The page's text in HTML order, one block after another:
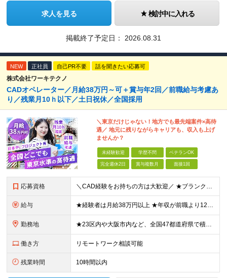
求人を見る 検討中に入れる
掲載終了予定日： 2026.08.31
NEW 正社員 自己PR不要 話を聞きたい応募可
株式会社ワーキテクノ
CADオペレーター／月給38万円～可＋賞与年2回／前職給与考慮あ
り／残業月10ｈ以下／土日祝休／全国採用
＼東京だけじゃない！地方でも最先端案件×高待
遇／ 地元に残りながらキャリアも、収入も上げ
ませんか？
未経験歓迎 学歴不問 ベテランOK
完全週休2日 賞与複数月 面接1回
応募資格 ＼CAD経験をお持ちの方は大歓迎／ ★ブランクがある方・スキルアップしたい方もOK！ ■人物重視の採用 ■転職回数不問 ■学歴不問 ＼こんな方にピッタリです／ ◆今よりもっとスキルを磨きたい ◆機
給与 ★経験者は月給38万円以上 ★年収が前職より120万円アップした実績あり ★前職の給与を最大限に考慮します！ 【経験者】 ■月給38万円～80万円＋各種手当＋賞与年2回 【未経験者/首都圏】 ■月
勤務地 ★23区内や大阪市内など、全国47都道府県で積極採用中！ ★直行直帰OK◎ ★U・Iターン歓迎 ★会社都合の転勤なし！ ご家族の転勤などに合わせた勤務先の変更はOK◎ ★大阪・東京・名古屋・福岡への引
働き方 リモートワーク相談可能
残業時間 10時間以内